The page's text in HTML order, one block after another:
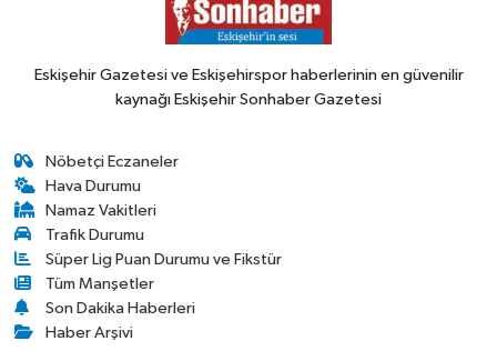
Eskişehir Gazetesi ve Eskişehirspor haberlerinin en güvenilir
kaynağı Eskişehir Sonhaber Gazetesi
Nöbetçi Eczaneler
Hava Durumu
Namaz Vakitleri
Trafik Durumu
Süper Lig Puan Durumu ve Fikstür
Tüm Manşetler
Son Dakika Haberleri
Haber Arşivi